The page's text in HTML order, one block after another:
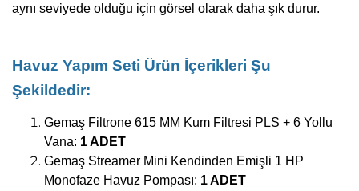
aynı seviyede olduğu için görsel olarak daha şık durur.
Havuz Yapım Seti Ürün İçerikleri Şu
Şekildedir:
Gemaş Filtrone 615 MM Kum Filtresi PLS + 6 Yollu
Vana: 1 ADET
Gemaş Streamer Mini Kendinden Emişli 1 HP
Monofaze Havuz Pompası: 1 ADET